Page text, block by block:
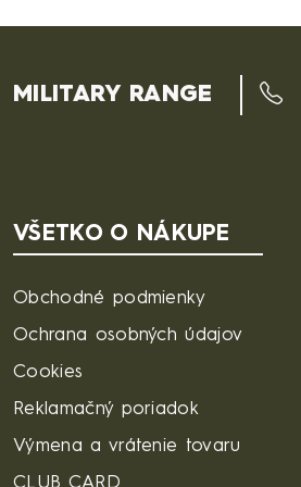
MILITARY RANGE
VŠETKO O NÁKUPE
Obchodné podmienky
Ochrana osobných údajov
Cookies
Reklamačný poriadok
Výmena a vrátenie tovaru
CLUB CARD